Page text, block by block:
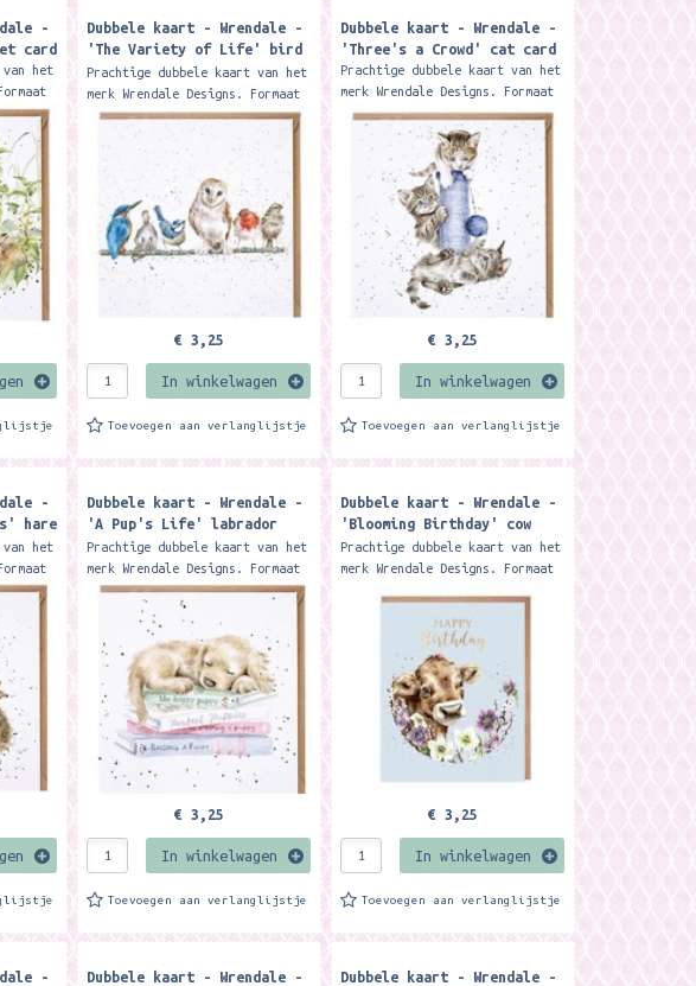
-
card
het
Dubbele kaart - Wrendale -
'The Variety of Life' bird
card
Prachtige dubbele kaart van het
merk Wrendale Designs. Formaat
15 x 15 cm. Met kraft envelop
birds on a...
€ 3,25
In winkelwagen
Toevoegen aan verlanglijstje
Dubbele kaart - Wrendale -
'Three's a Crowd' cat card
Prachtige dubbele kaart van het
merk Wrendale Designs. Formaat
15 x 15 cm. Met kraft envelop.
Featuring three kittens on a
scratching post...
€ 3,25
In winkelwagen
Toevoegen aan verlanglijstje
-
hare
het
Dubbele kaart - Wrendale -
'A Pup's Life' labrador
card
Prachtige dubbele kaart van het
merk Wrendale Designs. Formaat
15 x 15 cm. Met kraft envelop
Featuring an adorable puppy
this card is...
€ 3,25
In winkelwagen
Toevoegen aan verlanglijstje
Dubbele kaart - Wrendale -
'Blooming Birthday' cow
birthday card
Prachtige dubbele kaart van het
merk Wrendale Designs. Formaat
wishes with this...
€ 3,25
In winkelwagen
Toevoegen aan verlanglijstje
-
Dubbele kaart - Wrendale -
Dubbele kaart - Wrendale -